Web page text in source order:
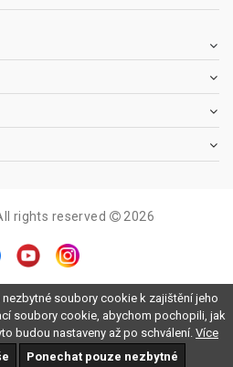
rights reserved 2026
soubory cookie k zajištění jeho
soubory cookie, abychom pochopili, jak
budou nastaveny až po schválení. Více
Ponechat pouze nezbytné